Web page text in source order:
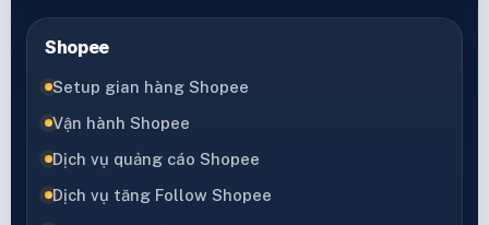
Shopee
Setup gian hàng Shopee
Vận hành Shopee
Dịch vụ quảng cáo Shopee
Dịch vụ tăng Follow Shopee